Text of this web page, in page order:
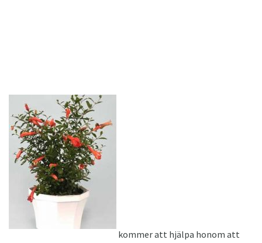
kommer att hjälpa honom att